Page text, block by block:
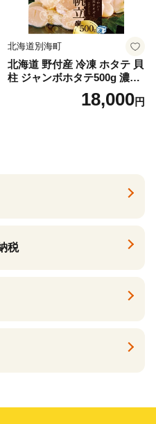
北海道別海町
北海道 野付産 冷凍 ホタテ 貝
柱 ジャンボホタテ500g 濃厚
な旨味と甘み （ほたて ホタ
テ 帆立 貝柱 ホタテ貝柱 大玉
18,000円
税